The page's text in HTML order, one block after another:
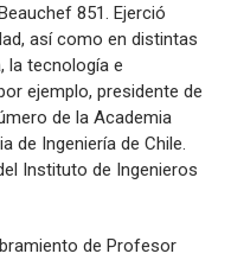
851. Ejerció
así como en distintas
la tecnología e
ejemplo, presidente de
de la Academia
de Ingeniería de Chile.
Instituto de Ingenieros
de Profesor